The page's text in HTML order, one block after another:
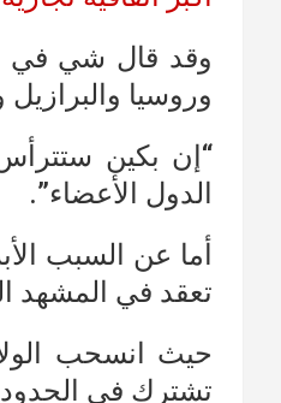
وقد قال شي في
وروسيا
“إن بكين
الدول الأعضاء”.
أما عن السبب
تعقد في المشهد
حيث انسحب
تشترك في